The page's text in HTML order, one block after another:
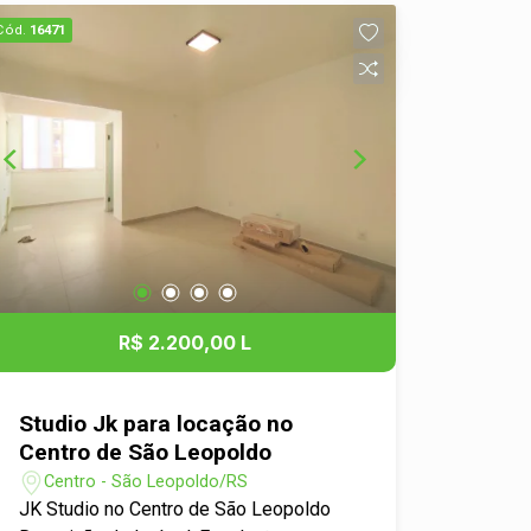
funcionalidade. - Cozinha compacta e
prática, ideal para o dia a dia. - Banheiro
conforto. - Janelas amplas que
permitem a entrada de luz natural,
comércio, serviços e transporte
público. Vantagens da Localização: -
Situado no Centro de São Leopoldo,
você terá fácil acesso a
supermercados, farmácias,
restaurantes e lojas. - Próximo de
deslocamento pela cidade e região. -
Ambiente urbano com todas as
comodidades necessárias para o seu
dia a dia. Não perca a oportunidade de
16471
R$ 2.200,00 L
Studio Jk para locação no
Centro de São Leopoldo
Centro - São Leopoldo/RS
JK Studio no Centro de São Leopoldo